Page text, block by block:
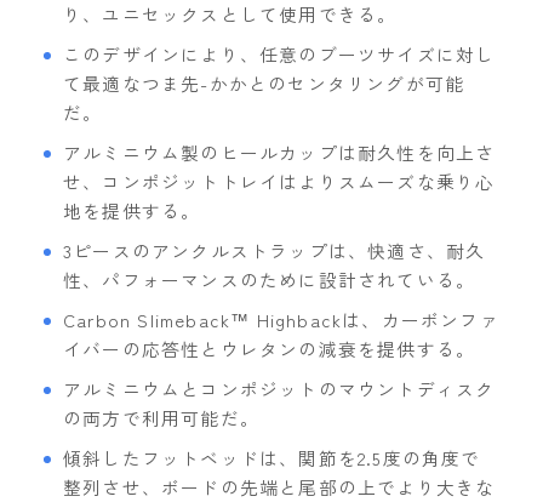
り、ユニセックスとして使用できる。
このデザインにより、任意のブーツサイズに対し
て最適なつま先-かかとのセンタリングが可能
だ。
アルミニウム製のヒールカップは耐久性を向上さ
せ、コンポジットトレイはよりスムーズな乗り心
地を提供する。
3ピースのアンクルストラップは、快適さ、耐久
性、パフォーマンスのために設計されている。
Carbon Slimeback™ Highbackは、カーボンファ
イバーの応答性とウレタンの減衰を提供する。
アルミニウムとコンポジットのマウントディスク
の両方で利用可能だ。
傾斜したフットベッドは、関節を2.5度の角度で
整列させ、ボードの先端と尾部の上でより大きな